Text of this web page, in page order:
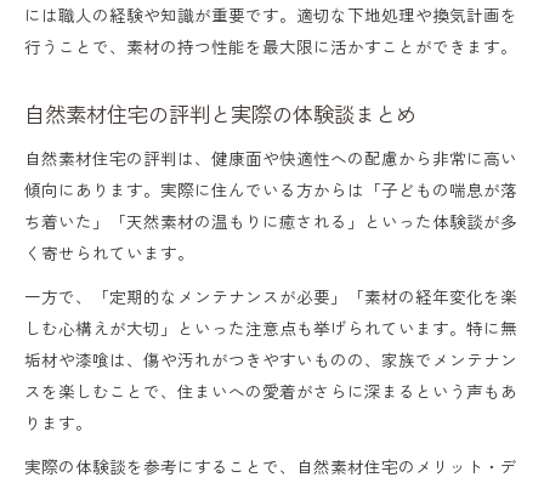
には職人の経験や知識が重要です。適切な下地処理や換気計画を
行うことで、素材の持つ性能を最大限に活かすことができます。
自然素材住宅の評判と実際の体験談まとめ
自然素材住宅の評判は、健康面や快適性への配慮から非常に高い
傾向にあります。実際に住んでいる方からは「子どもの喘息が落
ち着いた」「天然素材の温もりに癒される」といった体験談が多
く寄せられています。
一方で、「定期的なメンテナンスが必要」「素材の経年変化を楽
しむ心構えが大切」といった注意点も挙げられています。特に無
垢材や漆喰は、傷や汚れがつきやすいものの、家族でメンテナン
スを楽しむことで、住まいへの愛着がさらに深まるという声もあ
ります。
実際の体験談を参考にすることで、自然素材住宅のメリット・デ